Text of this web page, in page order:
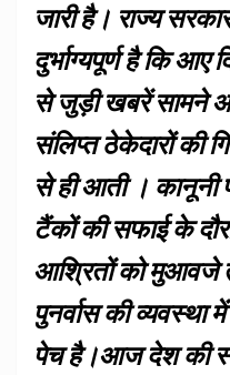
जारी है। राज्य
दुर्भाग्यपूर्ण है कि आए
से जुड़ी खबरें सामने
संलिप्त ठेकेदारों की
से ही आती । कानूनी
टैंकों की सफाई के
आश्रितों को मुआवजे
पुनर्वास की व्यवस्था
पेच है।आज देश की